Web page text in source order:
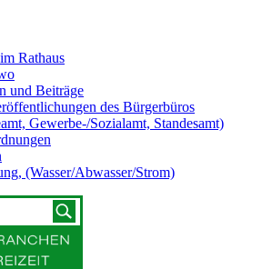
Rathaus
und Beiträge
des Bürgerbüros
Gewerbe-/Sozialamt, Standesamt)
(Wasser/Abwasser/Strom)